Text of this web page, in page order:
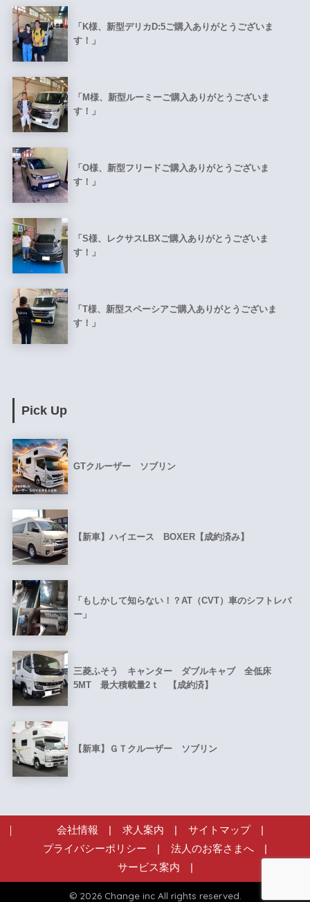
「K様、新型デリカD:5ご購入ありがとうございま
す！」
「M様、新型ルーミーご購入ありがとうございま
す！」
「O様、新型フリードご購入ありがとうございま
す！」
「S様、レクサスLBXご購入ありがとうございま
す！」
「T様、新型スペーシアご購入ありがとうございま
す！」
Pick Up
GTクルーザー ソブリン
【新車】ハイエース BOXER【成約済み】
「もしかして知らない！？AT（CVT）車のシフトレバ
ー」
三菱ふそう キャンター ダブルキャブ 全低床
5MT 最大積載量2ｔ 【成約済】
【新車】ＧＴクルーザー ソブリン
会社情報 求人案内 サイトマップ|
プライバシーポリシー
法人のお客さまへ
サービス案内
© 2026 Change inc All rights reserved.